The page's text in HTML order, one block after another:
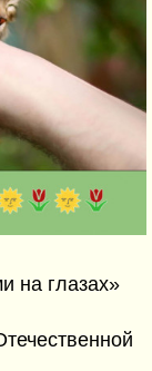
на глазах»